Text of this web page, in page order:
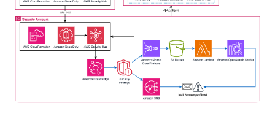
결과
통합 보안 가시성 확보
엔씨소프트는 다양한 AWS 서비스를 통해 보안 위반 사항들
을 통합하여 한눈에 볼 수 있는 가시성을 확보했습니다. 대용